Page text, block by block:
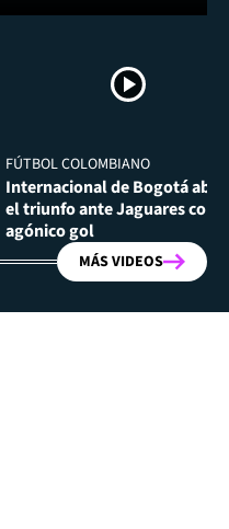
FÚTBOL COLOMBIANO
Internacional de Bogotá
el triunfo ante Jaguares con
agónico gol
MÁS VIDEOS